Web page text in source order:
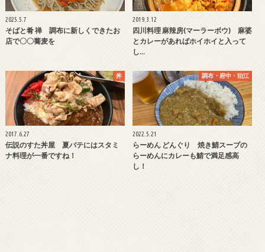
2025.5.7
そばと肴 禅 調布に新しくできたお
店で〇〇蕎麦を
2019.3.12
四川料理 麻辣房(マーラーボウ) 麻婆
とカレーがあればホイホイと入って
し…
丼
2017.6.27
伝説のすた丼屋 夏バテにはスタミ
ナ料理が一番ですね！
調布・府中・狛江
2022.5.21
らーめん どんぐり 焼き鯖スープの
らーめんにカレーも鯖で満足感高
し！